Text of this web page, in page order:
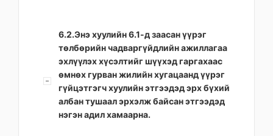
6.2.Энэ хуулийн 6.1-д заасан үүрэг
төлбөрийн чадваргүйдлийн ажиллагаа
эхлүүлэх хүсэлтийг шүүхэд гаргахаас
өмнөх гурван жилийн хугацаанд үүрэг
гүйцэтгэгч хуулийн этгээдэд эрх бүхий
албан тушаал эрхэлж байсан этгээдэд
нэгэн адил хамаарна.